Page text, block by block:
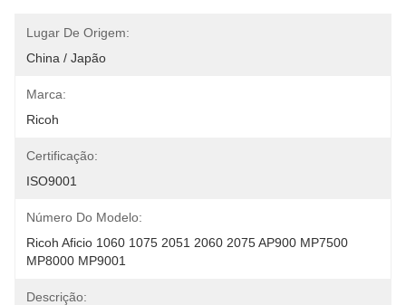
Lugar De Origem:
China / Japão
Marca:
Ricoh
Certificação:
ISO9001
Número Do Modelo:
Ricoh Aficio 1060 1075 2051 2060 2075 AP900 MP7500
MP8000 MP9001
Descrição: